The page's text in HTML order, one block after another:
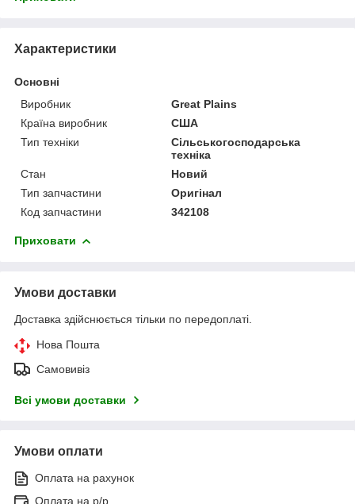
Характеристики
Основні
Виробник
Great Plains
Країна виробник
США
Тип техніки
Сільськогосподарська
техніка
Стан
Новий
Тип запчастини
Оригінал
Код запчастини
342108
Приховати
Умови доставки
Доставка здійснюється тільки по передоплаті.
Нова Пошта
Самовивіз
Всі умови доставки
Умови оплати
Оплата на рахунок
Оплата на р/р